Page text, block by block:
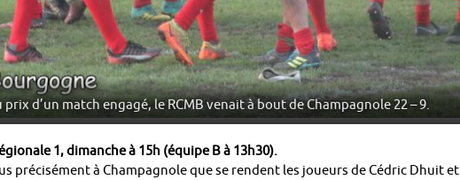
d’un match engagé, le RCMB venait à bout de Champagnole 22 – 9.
1, dimanche à 15h (équipe B à 13h30).
précisément à Champagnole que se rendent les joueurs de Cédric Dhuit et